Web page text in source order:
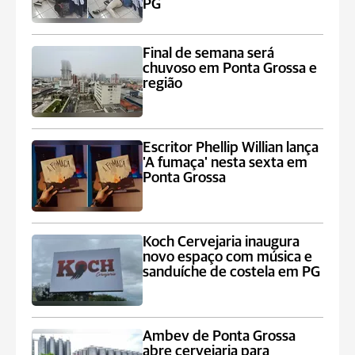
PG
Final de semana será
chuvoso em Ponta Grossa e
região
Escritor Phellip Willian lança
'A fumaça' nesta sexta em
Ponta Grossa
Koch Cervejaria inaugura
novo espaço com música e
sanduíche de costela em PG
Ambev de Ponta Grossa
abre cervejaria para